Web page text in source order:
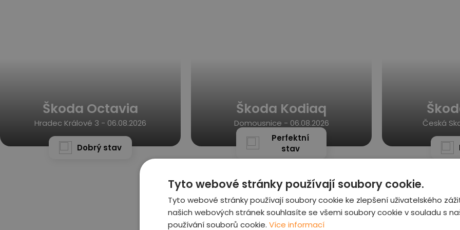
Škoda Octavia
Hradec Králové 3 - 06.08.2026
Dobrý stav
Škoda Kodiaq
Domousnice - 06.08.2026
Perfektní
stav
Česká
Tyto webové stránky používají soubory cookie.
Tyto webové stránky používají soubory cookie ke zlepšení uživatelského
našich webových stránek souhlasíte se všemi soubory cookie v souladu s
používání souborů cookie. Více informací